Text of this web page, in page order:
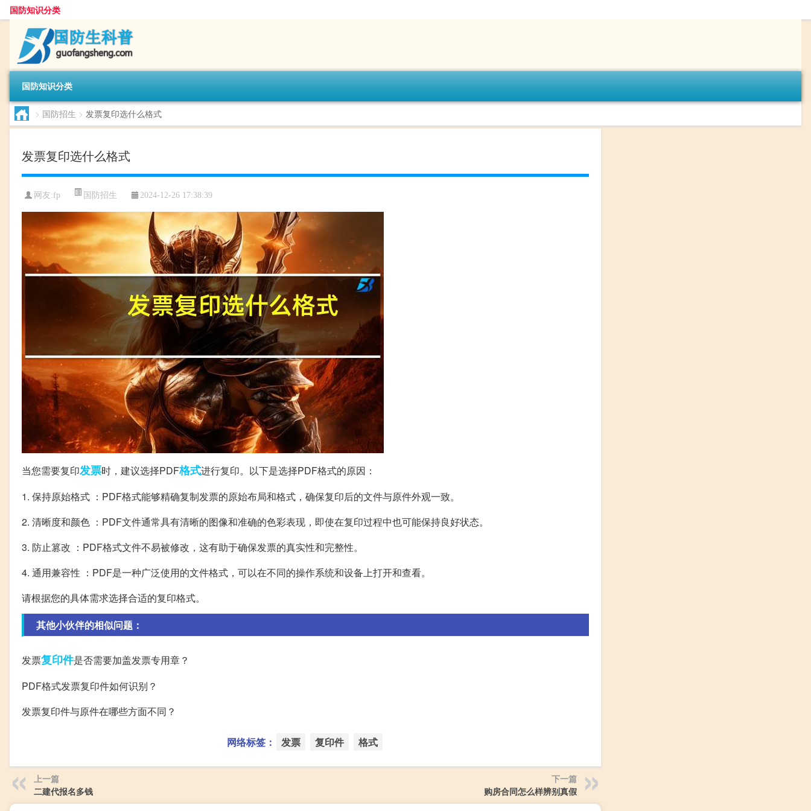
国防知识分类
国防知识分类
> 国防招生 > 发票复印选什么格式
发票复印选什么格式
网友:fp 国防招生 2024-12-26 17:38:39
当您需要复印发票时，建议选择PDF格式进行复印。以下是选择PDF格式的原因：
1. 保持原始格式 ：PDF格式能够精确复制发票的原始布局和格式，确保复印后的文件与原件外观一致。
2. 清晰度和颜色 ：PDF文件通常具有清晰的图像和准确的色彩表现，即使在复印过程中也可能保持良好状态。
3. 防止篡改 ：PDF格式文件不易被修改，这有助于确保发票的真实性和完整性。
4. 通用兼容性 ：PDF是一种广泛使用的文件格式，可以在不同的操作系统和设备上打开和查看。
请根据您的具体需求选择合适的复印格式。
其他小伙伴的相似问题：
发票复印件是否需要加盖发票专用章？
PDF格式发票复印件如何识别？
发票复印件与原件在哪些方面不同？
网络标签： 发票 复印件 格式
上一篇
二建代报名多钱
下一篇
购房合同怎么样辨别真假